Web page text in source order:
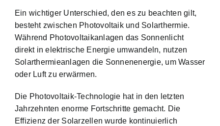
Ein wichtiger Unterschied, den es zu beachten gilt,
besteht zwischen Photovoltaik und Solarthermie.
Während Photovoltaikanlagen das Sonnenlicht
direkt in elektrische Energie umwandeln, nutzen
Solarthermieanlagen die Sonnenenergie, um Wasser
oder Luft zu erwärmen.
Die Photovoltaik-Technologie hat in den letzten
Jahrzehnten enorme Fortschritte gemacht. Die
Effizienz der Solarzellen wurde kontinuierlich